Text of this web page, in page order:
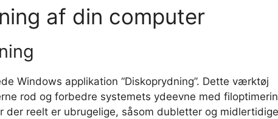
af din computer
Windows applikation “Diskoprydning”. Dette værktøj
rod og forbedre systemets ydeevne med
der reelt er ubrugelige, såsom dubletter og midlertidige